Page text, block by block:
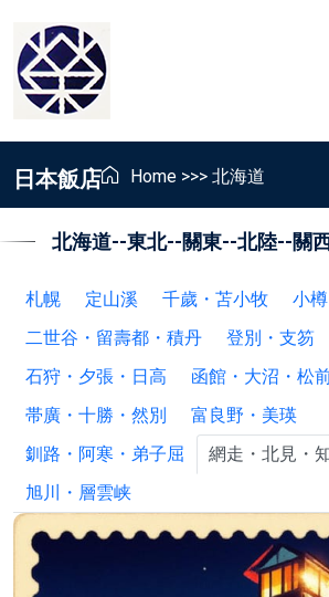
日本飯店 Home >>> 北海道
北海道--東北--關東--北陸--關
札幌 定山溪 千歲・苫小牧
小
二世谷・留壽都・積丹
登別・支笏
石狩・夕張・日高
函館・大沼・松
帯廣・十勝・然別
富良野・美瑛
釧路・阿寒・弟子屈
網走・北見・
旭川・層雲峡